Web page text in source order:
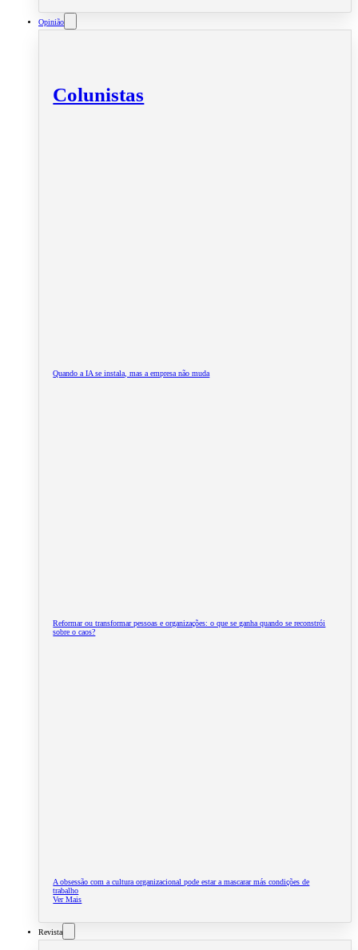
Opinião
Colunistas
Quando a IA se instala, mas a empresa não muda
Reformar ou transformar pessoas e organizações: o que se ganha quando se reconstrói
sobre o caos?
A obsessão com a cultura organizacional pode estar a mascarar más condições de
trabalho
Ver Mais
Revista